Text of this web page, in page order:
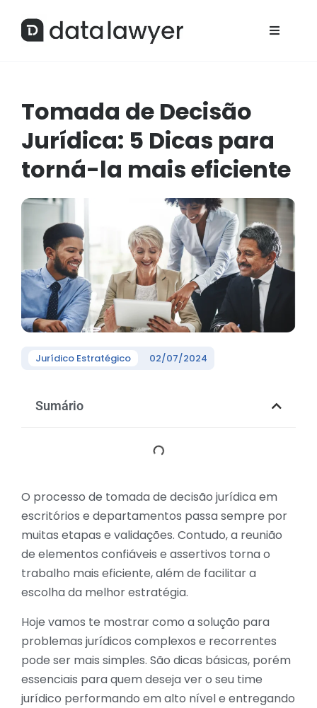
Tomada de Decisão
Jurídica: 5 Dicas para
torná-la mais eficiente
Jurídico Estratégico 02/07/2024
Sumário
O processo de tomada de decisão jurídica em
escritórios e departamentos passa sempre por
muitas etapas e validações. Contudo, a reunião
de elementos confiáveis e assertivos torna o
trabalho mais eficiente, além de facilitar a
escolha da melhor estratégia.
Hoje vamos te mostrar como a solução para
problemas jurídicos complexos e recorrentes
pode ser mais simples. São dicas básicas, porém
essenciais para quem deseja ver o seu time
jurídico performando em alto nível e entregando